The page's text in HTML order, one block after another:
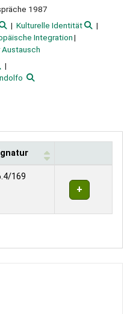
1987
Kulturelle Identität
Integration
169